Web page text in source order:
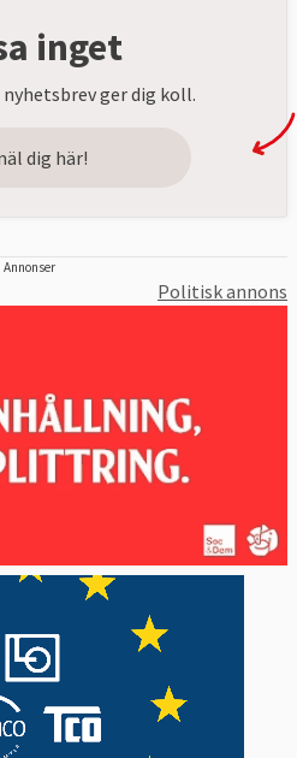
inget
ger dig koll.
dig här!
Annonser
Politisk annons